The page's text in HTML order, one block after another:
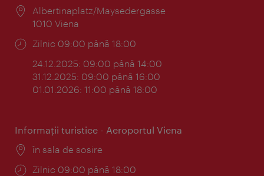
Locul:
Albertinaplatz/Maysedergasse
1010 Viena
Program:
Zilnic 09:00 până 18:00
24.12.2025: 09:00 până 14:00
31.12.2025: 09:00 până 16:00
01.01.2026: 11:00 până 18:00
Informaţii turistice - Aeroportul Viena
Locul:
în sala de sosire
Program:
Zilnic 09:00 până 18:00